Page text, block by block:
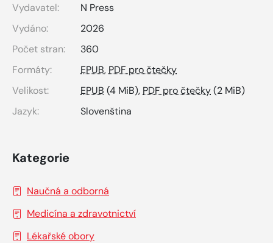
Vydavatel:
N Press
Vydáno:
2026
Počet stran:
360
Formáty:
EPUB, PDF pro čtečky
Velikost:
EPUB (4 MiB), PDF pro čtečky(2 MiB)
Jazyk:
Slovenština
Kategorie
Naučná a odborná
Medicína a zdravotnictví
Lékařské obory